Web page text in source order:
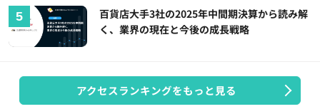
百貨店大手3社の2025年中間期決算から読み解
く、業界の現在と今後の成長戦略
アクセスランキングをもっと見る